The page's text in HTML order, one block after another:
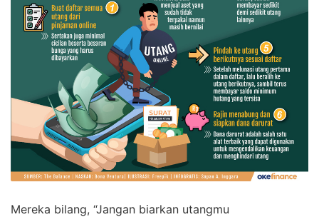
Mereka bilang, “Jangan biarkan utangmu